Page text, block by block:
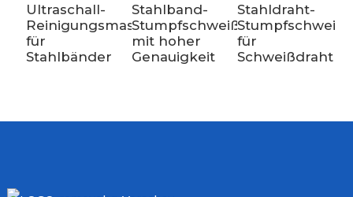
Ultraschall-
Reinigungsmaschine
für
Stahlbänder
Stahlband-
Stumpfschweißmaschine
mit hoher
Genauigkeit
Stahldraht-
für
Schweißdraht